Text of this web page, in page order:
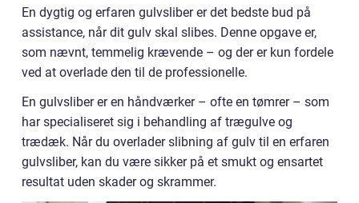
En dygtig og erfaren gulvsliber er det bedste bud på
assistance, når dit gulv skal slibes. Denne opgave er,
som nævnt, temmelig krævende – og der er kun fordele
ved at overlade den til de professionelle.
En gulvsliber er en håndværker – ofte en tømrer – som
har specialiseret sig i behandling af trægulve og
trædæk. Når du overlader slibning af gulv til en erfaren
gulvsliber, kan du være sikker på et smukt og ensartet
resultat uden skader og skrammer.